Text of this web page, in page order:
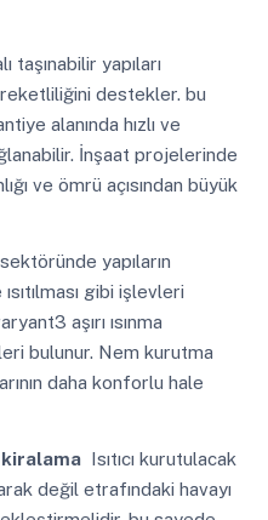
taşınabilir yapıları
destekler. bu
alanında hızlı ve
İnşaat projelerinde
ve ömrü açısından büyük
yapıların
gibi işlevleri
aşırı ısınma
bulunur. Nem kurutma
daha konforlu hale
kiralamaIsıtıcı kurutulacak
değil etrafındaki havayı